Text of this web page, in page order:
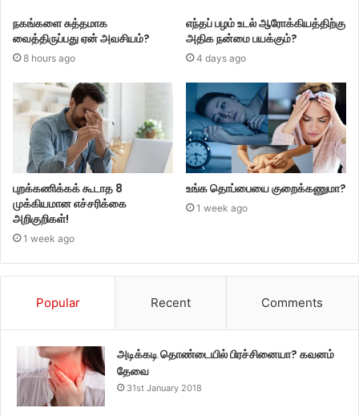
நகங்களை சுத்தமாக
வைத்திருப்பது ஏன் அவசியம்?
8 hours ago
எந்தப் பழம் உடல் ஆரோக்கியத்திற்கு
அதிக நன்மை பயக்கும்?
4 days ago
புறக்கணிக்கக் கூடாத 8
முக்கியமான எச்சரிக்கை
அறிகுறிகள்!
1 week ago
உங்க தொப்பையை குறைக்கணுமா?
1 week ago
Popular Recent Comments
அடிக்கடி தொண்டையில் பிரச்சினையா? கவனம்
தேவை
31st January 2018